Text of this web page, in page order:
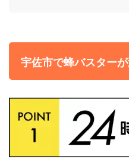
宇佐市で蜂バスター